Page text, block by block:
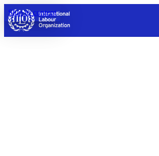
Skip to content